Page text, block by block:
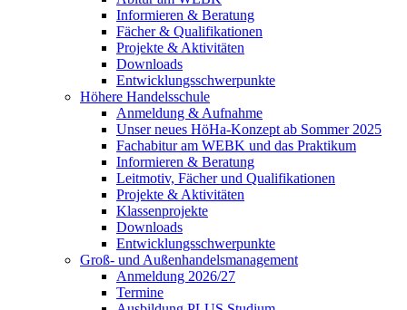
Informieren & Beratung
Fächer & Qualifikationen
Projekte & Aktivitäten
Downloads
Entwicklungsschwerpunkte
Höhere Handelsschule
Anmeldung & Aufnahme
Unser neues HöHa-Konzept ab Sommer 2025
Fachabitur am WEBK und das Praktikum
Informieren & Beratung
Leitmotiv, Fächer und Qualifikationen
Projekte & Aktivitäten
Klassenprojekte
Downloads
Entwicklungsschwerpunkte
Groß- und Außenhandelsmanagement
Anmeldung 2026/27
Termine